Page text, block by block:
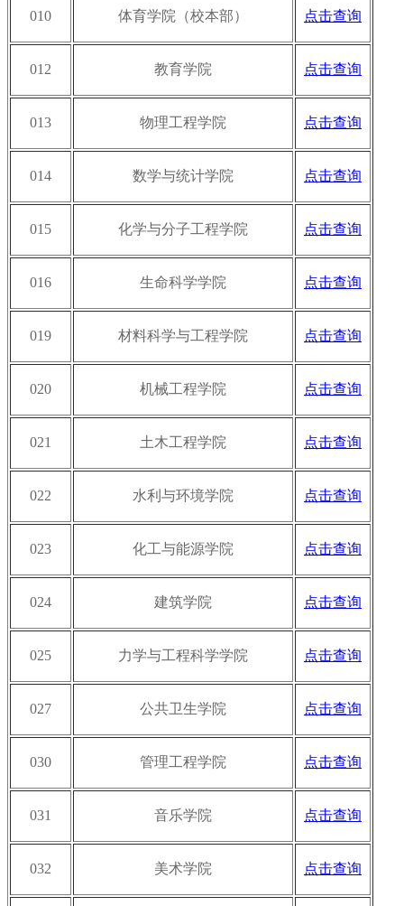
010 体育学院（校本部） 点击查询
012 教育学院 点击查询
013 物理工程学院 点击查询
014 数学与统计学院 点击查询
015 化学与分子工程学院 点击查询
016 生命科学学院 点击查询
019 材料科学与工程学院 点击查询
020 机械工程学院 点击查询
021 土木工程学院 点击查询
022 水利与环境学院 点击查询
023 化工与能源学院 点击查询
024 建筑学院 点击查询
025 力学与工程科学学院 点击查询
027 公共卫生学院 点击查询
030 管理工程学院 点击查询
031 音乐学院 点击查询
032 美术学院 点击查询